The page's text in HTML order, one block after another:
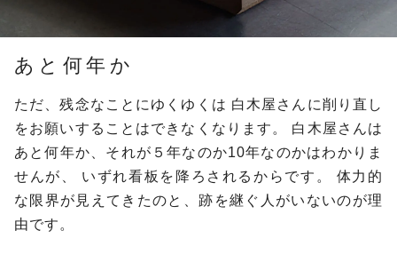
あと何年か
ただ、残念なことにゆくゆくは 白木屋さんに削り直し
をお願いすることはできなくなります。 白木屋さんは
あと何年か、それが５年なのか10年なのかはわかりま
せんが、 いずれ看板を降ろされるからです。 体力的
な限界が見えてきたのと、跡を継ぐ人がいないのが理
由です。